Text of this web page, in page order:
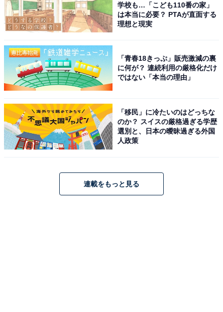
学校も…「こども110番の家」
は本当に必要？ PTAが直面する
理想と現実
「青春18きっぷ」販売激減の裏
に何が？ 連続利用の厳格化だけ
ではない「本当の理由」
「移民」に冷たいのはどっちな
のか？ スイスの厳格過ぎる学歴
選別と、日本の曖昧過ぎる外国
人政策
連載をもっと見る